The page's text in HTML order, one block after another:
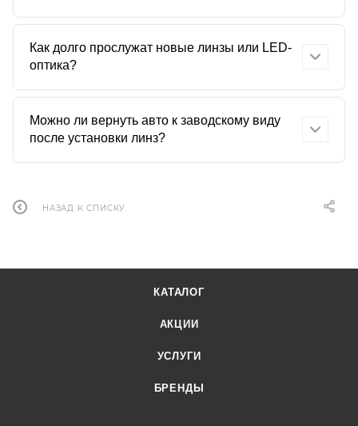
настраиваем свет в соответствии с ПДД, чтобы
освещение дороги стало лучшим, а безопасность
выше.
Как долго прослужат новые линзы или LED-
оптика?
регулярного обслуживания и аккуратной
эксплуатации.
Можно ли вернуть авто к заводскому виду
после установки линз?
НАЗАД К СПИСКУ
КАТАЛОГ
АКЦИИ
УСЛУГИ
БРЕНДЫ